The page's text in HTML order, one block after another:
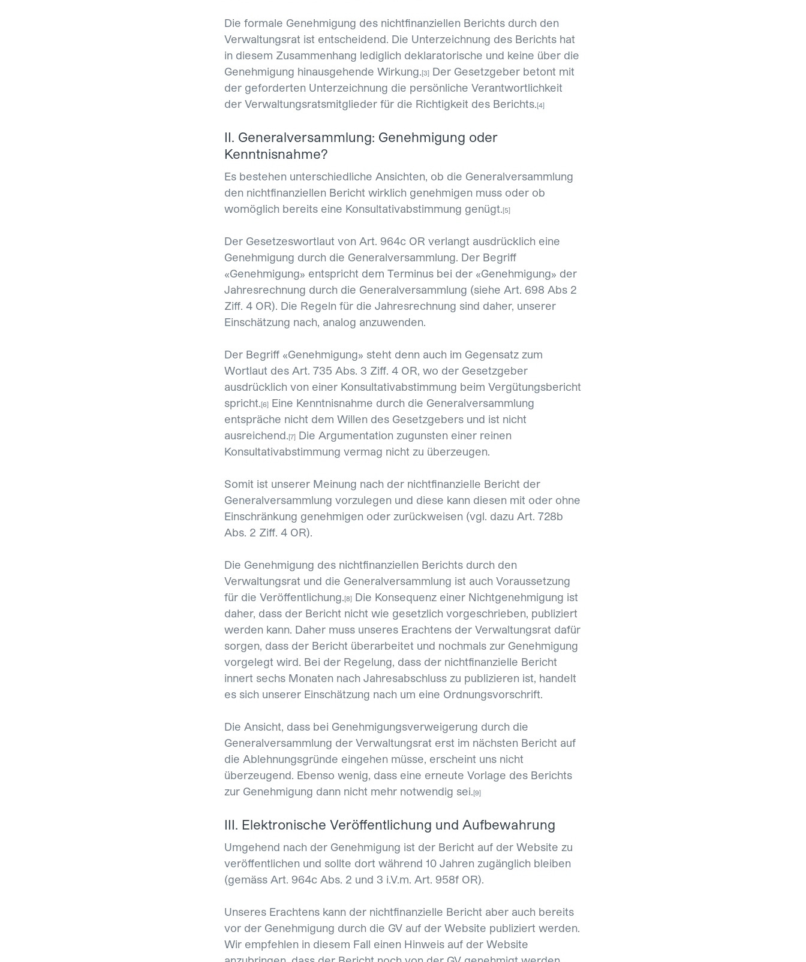
Die formale Genehmigung des nichtfinanziellen Berichts durch den
Verwaltungsrat ist entscheidend. Die Unterzeichnung des Berichts hat
in diesem Zusammenhang lediglich deklaratorische und keine über die
Genehmigung hinausgehende Wirkung.[3]Der Gesetzgeber betont mit
der geforderten Unterzeichnung die persönliche Verantwortlichkeit
der Verwaltungsratsmitglieder für die Richtigkeit des Berichts.[4]
II. Generalversammlung: Genehmigung oder
Kenntnisnahme?
Es bestehen unterschiedliche Ansichten, ob die Generalversammlung
den nichtfinanziellen Bericht wirklich genehmigen muss oder ob
womöglich bereits eine Konsultativabstimmung genügt.[5]
Der Gesetzeswortlaut von Art. 964c OR verlangt ausdrücklich eine
Genehmigung durch die Generalversammlung. Der Begriff
«Genehmigung» entspricht dem Terminus bei der «Genehmigung» der
Jahresrechnung durch die Generalversammlung (siehe Art. 698 Abs 2
Ziff. 4 OR). Die Regeln für die Jahresrechnung sind daher, unserer
Einschätzung nach, analog anzuwenden.
Der Begriff «Genehmigung» steht denn auch im Gegensatz zum
Wortlaut des Art. 735 Abs. 3 Ziff. 4 OR, wo der Gesetzgeber
ausdrücklich von einer Konsultativabstimmung beim Vergütungsbericht
spricht.[6]Eine Kenntnisnahme durch die Generalversammlung
entspräche nicht dem Willen des Gesetzgebers und ist nicht
ausreichend.[7]Die Argumentation zugunsten einer reinen
Konsultativabstimmung vermag nicht zu überzeugen.
Somit ist unserer Meinung nach der nichtfinanzielle Bericht der
Generalversammlung vorzulegen und diese kann diesen mit oder ohne
Einschränkung genehmigen oder zurückweisen (vgl. dazu Art. 728b
Abs. 2 Ziff. 4 OR).
Die Genehmigung des nichtfinanziellen Berichts durch den
Verwaltungsrat und die Generalversammlung ist auch Voraussetzung
für die Veröffentlichung.[8]Die Konsequenz einer Nichtgenehmigung ist
daher, dass der Bericht nicht wie gesetzlich vorgeschrieben, publiziert
werden kann. Daher muss unseres Erachtens der Verwaltungsrat dafür
sorgen, dass der Bericht überarbeitet und nochmals zur Genehmigung
vorgelegt wird. Bei der Regelung, dass der nichtfinanzielle Bericht
innert sechs Monaten nach Jahresabschluss zu publizieren ist, handelt
es sich unserer Einschätzung nach um eine Ordnungsvorschrift.
Die Ansicht, dass bei Genehmigungsverweigerung durch die
Generalversammlung der Verwaltungsrat erst im nächsten Bericht auf
die Ablehnungsgründe eingehen müsse, erscheint uns nicht
überzeugend. Ebenso wenig, dass eine erneute Vorlage des Berichts
zur Genehmigung dann nicht mehr notwendig sei.[9]
III. Elektronische Veröffentlichung und Aufbewahrung
Umgehend nach der Genehmigung ist der Bericht auf der Website zu
veröffentlichen und sollte dort während 10 Jahren zugänglich bleiben
(gemäss Art. 964c Abs. 2 und 3 i.V.m. Art. 958f OR).
Unseres Erachtens kann der nichtfinanzielle Bericht aber auch bereits
vor der Genehmigung durch die GV auf der Website publiziert werden.
Wir empfehlen in diesem Fall einen Hinweis auf der Website